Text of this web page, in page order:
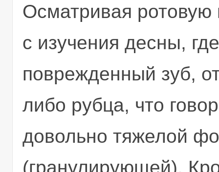
Осматривая ротовую
с изучения десны,
поврежденный зуб,
либо рубца, что
довольно тяжелой
(гранулирующей).